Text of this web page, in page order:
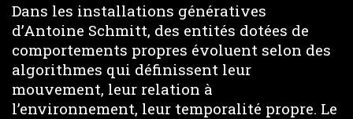
Dans les installations génératives
d’Antoine Schmitt, des entités dotées de
comportements propres évoluent selon des
algorithmes qui définissent leur
mouvement, leur relation à
l’environnement, leur temporalité propre. Le